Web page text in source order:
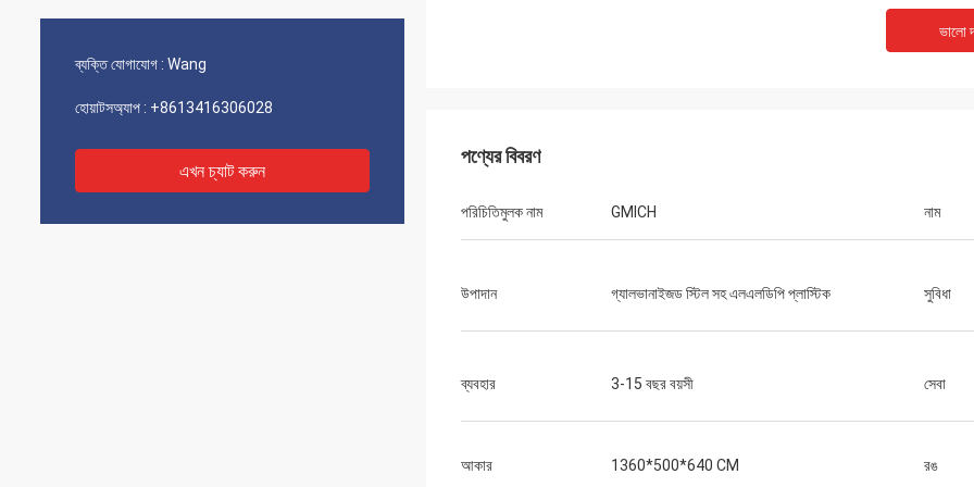
ব্যক্তি যোগাযোগ : Wang
হোয়াটসঅ্যাপ : +8613416306028
এখন চ্যাট করুন
ভালো
পণ্যের বিবরণ
পরিচিতিমুলক নাম GMICH নাম
উপাদান গ্যালভানাইজড স্টিল সহ এলএলডিপি প্লাস্টিক সুবিধা
ব্যবহার 3-15 বছর বয়সী সেবা
আকার 1360*500*640 CM রঙ